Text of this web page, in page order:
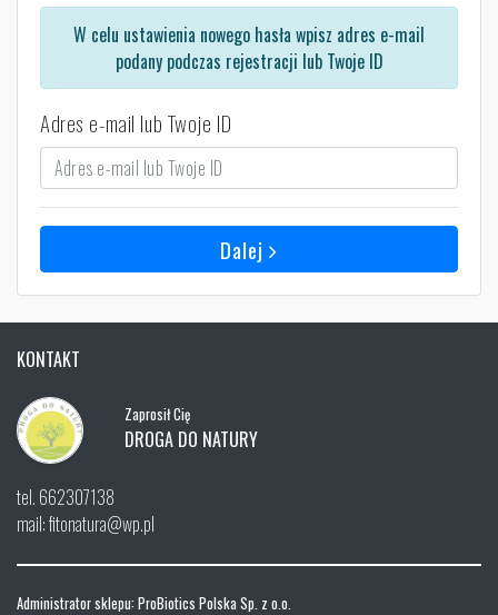
W celu ustawienia nowego hasła wpisz adres e-mail
podany podczas rejestracji lub Twoje ID
Adres e-mail lub Twoje ID
Dalej
KONTAKT
Zaprosił Cię
DROGA DO NATURY
tel. 662307138
mail: fitonatura@wp.pl
Administrator sklepu: ProBiotics Polska Sp. z o.o.